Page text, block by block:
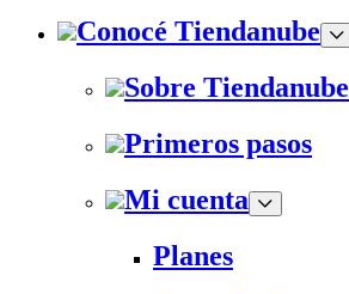
Conocé Tiendanube
Sobre Tiendanube
Primeros pasos
Mi cuenta
Planes